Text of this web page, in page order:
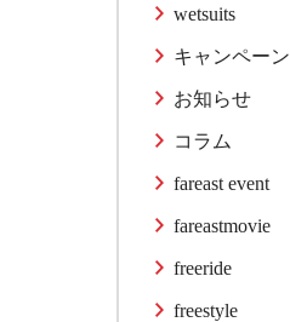
wetsuits
キャンペーン
お知らせ
コラム
fareast event
fareastmovie
freeride
freestyle